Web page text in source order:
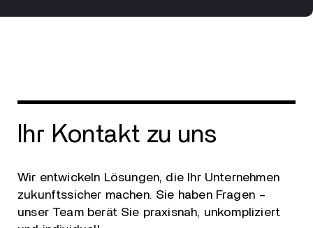
Ihr Kontakt zu uns
Wir entwickeln Lösungen, die Ihr Unternehmen
zukunftssicher machen. Sie haben Fragen –
unser Team berät Sie praxisnah, unkompliziert